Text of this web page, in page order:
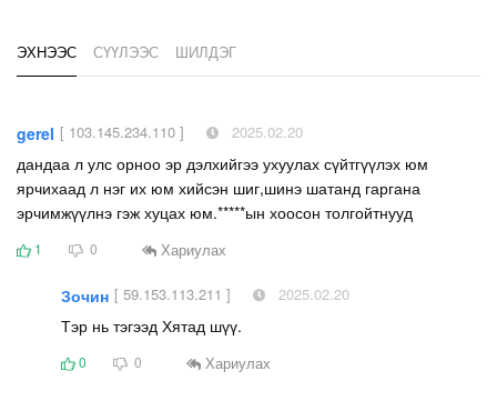
ЭХНЭЭС СҮҮЛЭЭС ШИЛДЭГ
gerel [ 103.145.234.110 ] 2025.02.20
дандаа л улс орноо эр дэлхийгээ ухуулах сүйтгүүлэх юм
ярчихаад л нэг их юм хийсэн шиг,шинэ шатанд гаргана
эрчимжүүлнэ гэж хуцах юм.*****ын хоосон толгойтнууд
1 0 Хариулах
Зочин [ 59.153.113.211 ] 2025.02.20
Тэр нь тэгээд Хятад шүү.
0 0 Хариулах